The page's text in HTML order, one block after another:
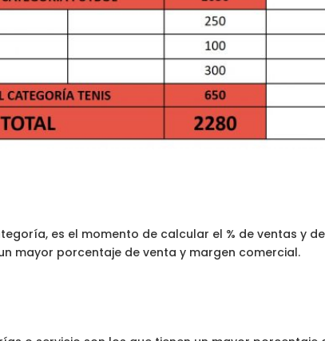
es el momento de calcular el % de ventas y
mayor porcentaje de venta y margen comercial.